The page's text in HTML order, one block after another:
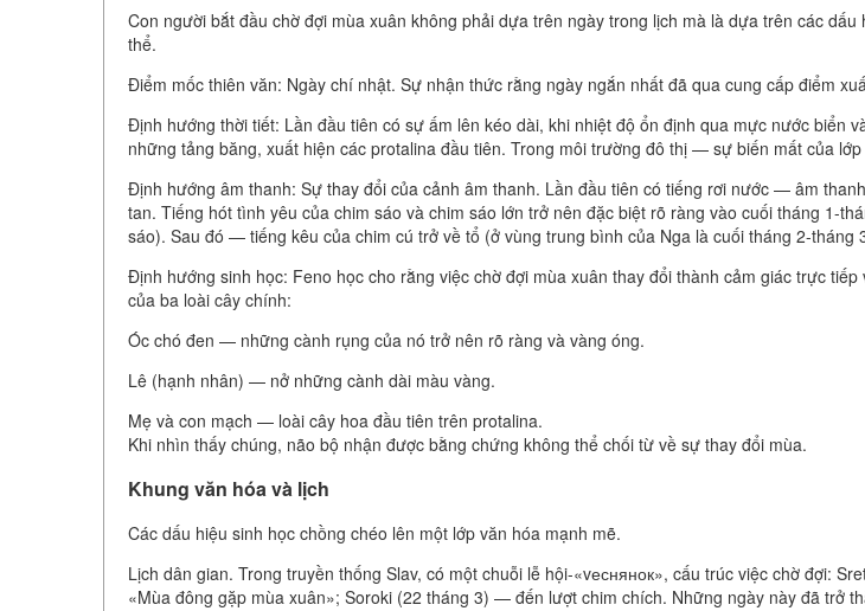
Con người bắt đầu chờ đợi mùa xuân không phải dựa trên ngày trong lịch mà là dựa trên các dấu
thể.
Điểm mốc thiên văn: Ngày chí nhật. Sự nhận thức rằng ngày ngắn nhất đã qua cung cấp điểm
Định hướng thời tiết: Lần đầu tiên có sự ấm lên kéo dài, khi nhiệt độ ổn định qua mực nước biển
những tảng băng, xuất hiện các protalina đầu tiên. Trong môi trường đô thị — sự biến mất của
Định hướng âm thanh: Sự thay đổi của cảnh âm thanh. Lần đầu tiên có tiếng rơi nước — âm
tan. Tiếng hót tình yêu của chim sáo và chim sáo lớn trở nên đặc biệt rõ ràng vào cuối tháng 1-
sáo). Sau đó — tiếng kêu của chim cú trở về tổ (ở vùng trung bình của Nga là cuối tháng 2-tháng
Định hướng sinh học: Feno học cho rằng việc chờ đợi mùa xuân thay đổi thành cảm giác trực tiếp
của ba loài cây chính:
Óc chó đen — những cành rụng của nó trở nên rõ ràng và vàng óng.
Lê (hạnh nhân) — nở những cành dài màu vàng.
Mẹ và con mạch — loài cây hoa đầu tiên trên protalina.
Khi nhìn thấy chúng, não bộ nhận được bằng chứng không thể chối từ về sự thay đổi mùa.
Khung văn hóa và lịch
Các dấu hiệu sinh học chồng chéo lên một lớp văn hóa mạnh mẽ.
Lịch dân gian. Trong truyền thống Slav, có một chuỗi lễ hội-«vеснянок», cấu trúc việc chờ đợi:
«Mùa đông gặp mùa xuân»; Soroki (22 tháng 3) — đến lượt chim chích. Những ngày này đã trở